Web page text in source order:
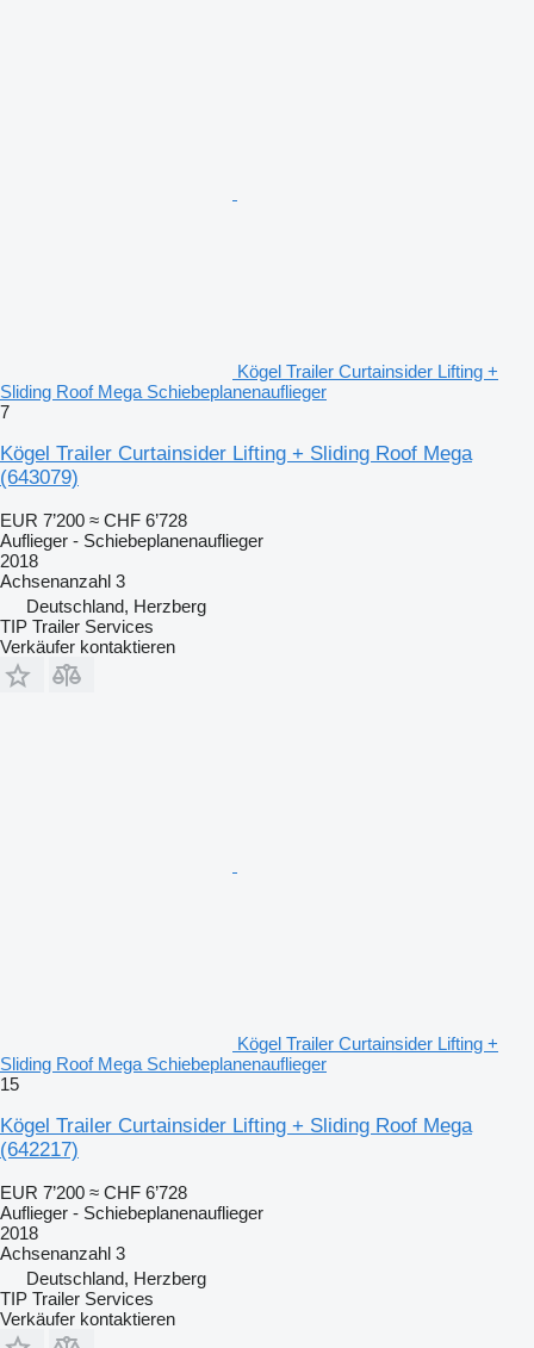
Kögel Trailer Curtainsider Lifting +
Sliding Roof Mega Schiebeplanenauflieger
7
Kögel Trailer Curtainsider Lifting + Sliding Roof Mega
(643079)
EUR 7’200 ≈ CHF 6’728
Auflieger - Schiebeplanenauflieger
2018
Achsenanzahl 3
Deutschland, Herzberg
TIP Trailer Services
Verkäufer kontaktieren
Kögel Trailer Curtainsider Lifting +
Sliding Roof Mega Schiebeplanenauflieger
15
Kögel Trailer Curtainsider Lifting + Sliding Roof Mega
(642217)
EUR 7’200 ≈ CHF 6’728
Auflieger - Schiebeplanenauflieger
2018
Achsenanzahl 3
Deutschland, Herzberg
TIP Trailer Services
Verkäufer kontaktieren